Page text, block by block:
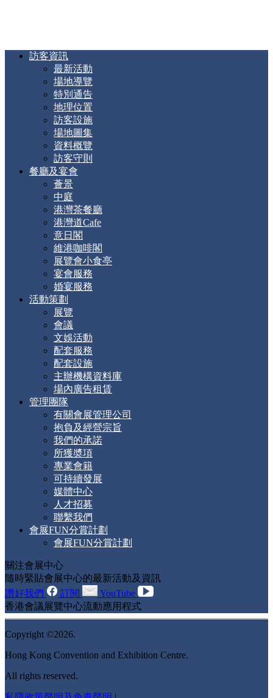
訪客資訊
最新活動
場地導覽
特別通告
地理位置
訪客設施
場地圖集
資料概覽
訪客守則
餐廳及宴會
薈景
中庭
港灣茶餐廳
港灣道Cafe
意日閣
維港咖啡閣
展覽會小食亭
宴會服務
婚宴服務
活動策劃
展覽
會議
文娛活動
配套服務
配套設施
主辦機構資料庫
場內廣告租賃
管理團隊
有關會展管理公司
抱負及經營宗旨
我們的承諾
所獲奬項
專業會籍
可持續發展
媒體中心
人才招募
聯繫我們
會展FUN分賞計劃
會展FUN分賞計劃
關注會展中心
隨時緊貼會展中心的最新活動及資訊
讚好我們
訂閱
YouTube
香港會議展覽中心流動應用程式
Copyright ©2026.
Hong Kong Convention and Exhibition Centre.
All rights reserved.